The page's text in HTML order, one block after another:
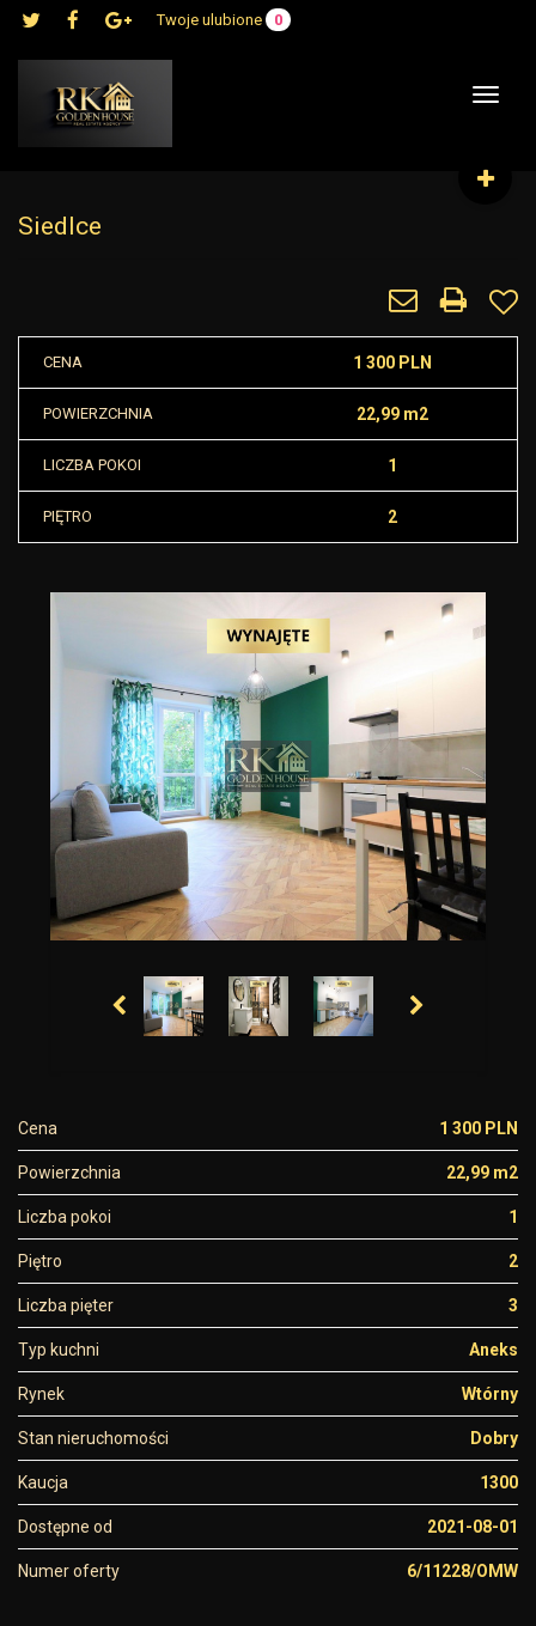
Twoje ulubione 0
Toggle
Siedlce
CENA 1 300 PLN
POWIERZCHNIA 22,99 m2
LICZBA POKOI 1
PIĘTRO 2
Cena 1 300 PLN
Powierzchnia 22,99 m2
Liczba pokoi 1
Piętro 2
Liczba pięter 3
Typ kuchni Aneks
Rynek Wtórny
Stan nieruchomości Dobry
Kaucja 1300
Dostępne od 2021-08-01
Numer oferty 6/11228/OMW